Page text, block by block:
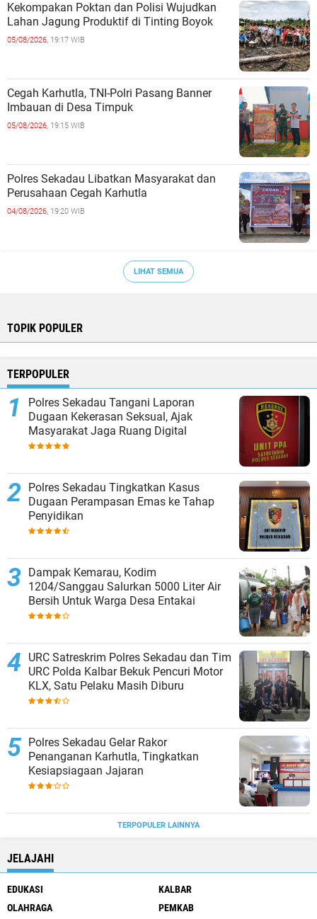
Kekompakan Poktan dan Polisi Wujudkan
Lahan Jagung Produktif di Tinting Boyok
05/08/2026, 19:17 WIB
Cegah Karhutla, TNI-Polri Pasang Banner
Imbauan di Desa Timpuk
05/08/2026, 19:15 WIB
Polres Sekadau Libatkan Masyarakat dan
Perusahaan Cegah Karhutla
04/08/2026, 19:20 WIB
LIHAT SEMUA
TOPIK POPULER
TERPOPULER
Polres Sekadau Tangani Laporan
Dugaan Kekerasan Seksual, Ajak
Masyarakat Jaga Ruang Digital
Polres Sekadau Tingkatkan Kasus
Dugaan Perampasan Emas ke Tahap
Penyidikan
Dampak Kemarau, Kodim
1204/Sanggau Salurkan 5000 Liter Air
Bersih Untuk Warga Desa Entakai
URC Satreskrim Polres Sekadau dan Tim
URC Polda Kalbar Bekuk Pencuri Motor
KLX, Satu Pelaku Masih Diburu
Polres Sekadau Gelar Rakor
Penanganan Karhutla, Tingkatkan
Kesiapsiagaan Jajaran
TERPOPULER LAINNYA
JELAJAHI
EDUKASI
KALBAR
OLAHRAGA
PEMKAB